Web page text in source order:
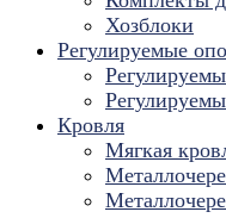
Хозблоки
Регулируемые
Кровля
Мягкая